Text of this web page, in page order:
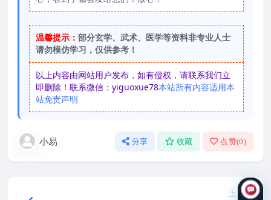
温馨提示： 部分玄学、武术、医学等资料非专业人士
请勿模仿学习，仅供参考！
以上内容由网站用户发布，如有侵权，请联系我们立
即删除！联系微信：yiguoxue78本站所有内容适用本
站免责声明
小易 分享 收藏 点赞(0)
上一篇